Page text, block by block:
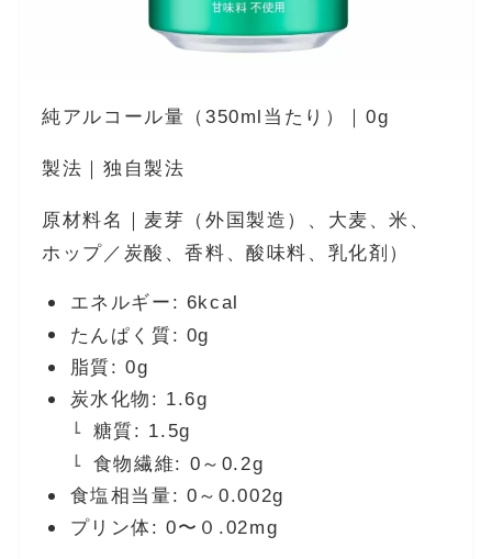
純アルコール量（350ml当たり）｜0g
製法｜独自製法
原材料名｜麦芽（外国製造）、大麦、米、
ホップ／炭酸、香料、酸味料、乳化剤）
エネルギー: 6kcal
たんぱく質: 0g
脂質: 0g
炭水化物: 1.6g
糖質: 1.5g
食物繊維: 0～0.2g
食塩相当量: 0～0.002g
プリン体: 0〜０.02mg